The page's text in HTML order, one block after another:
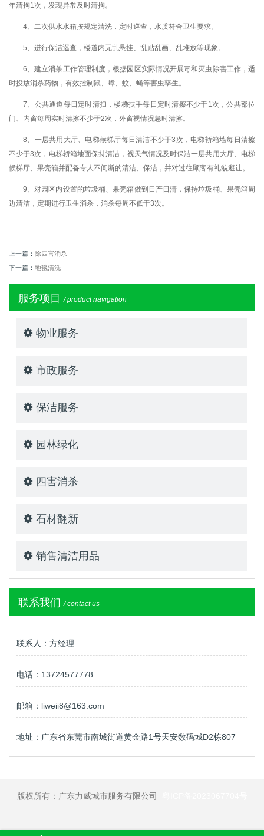
年清掏1次，发现异常及时清掏。
4、二次供水水箱按规定清洗，定时巡查，水质符合卫生要求。
5、进行保洁巡查，楼道内无乱悬挂、乱贴乱画、乱堆放等现象。
6、建立消杀工作管理制度，根据园区实际情况开展毒和灭虫除害工作，适
时投放消杀药物，有效控制鼠、蟑、蚊、蝇等害虫孳生。
7、公共通道每日定时清扫，楼梯扶手每日定时清擦不少于1次，公共部位
门、内窗每周实时清擦不少于2次，外窗视情况急时清擦。
8、一层共用大厅、电梯候梯厅每日清洁不少于3次，电梯轿箱墙每日清擦
不少于3次，电梯轿箱地面保持清洁，视天气情况及时保洁一层共用大厅、电梯
候梯厅、果壳箱并配备专人不间断的清洁、保洁，并对过往顾客有礼貌避让。
9、对园区内设置的垃圾桶、果壳箱做到日产日清，保持垃圾桶、果壳箱周
边清洁，定期进行卫生消杀，消杀每周不低于3次。
上一篇： 除四害消杀
下一篇： 地毯清洗
服务项目 / product navigation
物业服务
市政服务
保洁服务
园林绿化
四害消杀
石材翻新
销售清洁用品
联系我们 / contact us
联系人：方经理
电话：13724577778
邮箱：liweii8@163.com
地址：广东省东莞市南城街道黄金路1号天安数码城D2栋807
版权所有：广东力威城市服务有限公司